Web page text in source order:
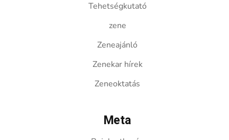
Tehetségkutató
zene
Zeneajánló
Zenekar hírek
Zeneoktatás
Meta